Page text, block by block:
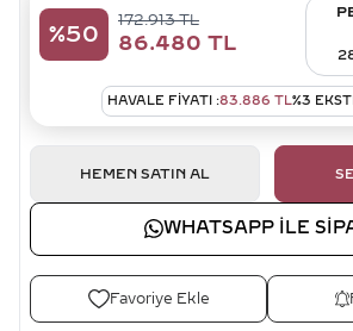
%50
172.913TL
86.480 TL
HAVALE FIYATI :83.886 TL%3
HEMEN SATIN AL
WHATSAPP ILE
Favoriye Ekle